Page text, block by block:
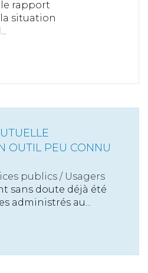
le rapport
situation
OUTIL PEU CONNU
publics / Usagers
sans doute déjà été
administrés au...